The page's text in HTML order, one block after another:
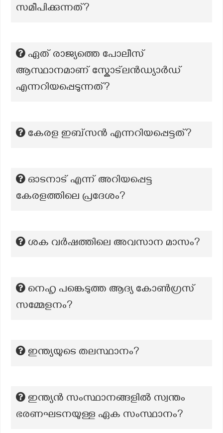
സമീപിക്കുന്നത്?
ഏത് രാജ്യത്തെ പോലീസ്
ആസ്ഥാനമാണ് സ്കോട്ലൻഡ്യാർഡ്
എന്നറിയപ്പെടുന്നത്?
കേരള ഇബ്‌സൻ എന്നറിയപ്പെട്ടത്?
ഓടനാട് എന്ന് അറിയപ്പെട്ട
കേരളത്തിലെ പ്രദേശം?
ശക വർഷത്തിലെ അവസാന മാസം?
നെഹൃ പങ്കെടുത്ത ആദ്യ കോൺഗ്രസ്
സമ്മേളനം?
ഇന്ത്യയുടെ തലസ്ഥാനം?
ഇന്ത്യൻ സംസ്ഥാനങ്ങളിൽ സ്വന്തം
ഭരണഘടനയുള്ള ഏക സംസ്ഥാനം?